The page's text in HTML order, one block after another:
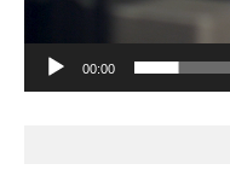
00:00